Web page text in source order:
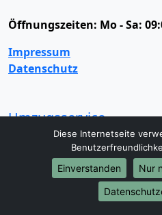
Öffnungszeiten: Mo - Sa:
Impressum
Datenschutz
Umzugsservice
Umzugsservice
Fernumzug
Firmenumzug
Mini Umzug
Praxisumzug
Diese Internetseite
Einverstanden
Nur